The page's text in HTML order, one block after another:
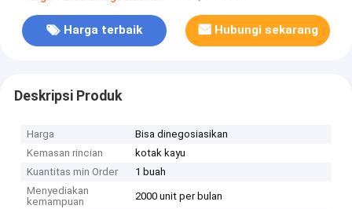
Harga terbaik Hubungi sekarang
Deskripsi Produk
Harga
Bisa dinegosiasikan
Kemasan rincian
kotak kayu
Kuantitas min Order
1 buah
Menyediakan
kemampuan
2000 unit per bulan